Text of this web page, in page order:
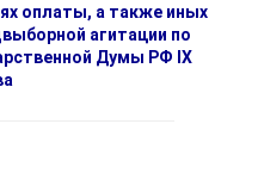
оплаты, а также иных
агитации по
Думы РФ IX